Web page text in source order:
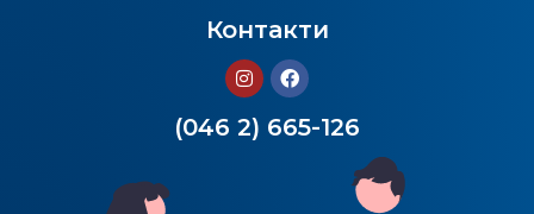
Контакти
(046 2) 665-126